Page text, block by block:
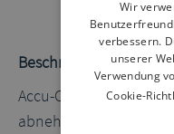
Beschreibung
Accu-Chek FlexLink
abnehmbare
Wir
verbessern.
unserer
Verwendung
Cookie-